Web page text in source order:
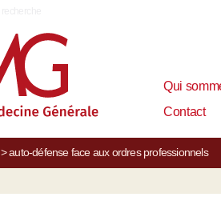
Qui
Contact
auto-défense face aux ordres professionnels